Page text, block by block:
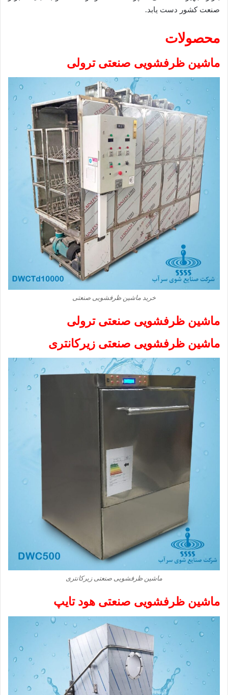
صنعت کشور دست یابد.
محصولات
ماشین ظرفشویی صنعتی ترولی
خرید ماشین ظرفشویی صنعتی
ماشین ظرفشویی صنعتی ترولی
ماشین ظرفشویی صنعتی زیرکانتری
ماشین ظرفشویی صنعتی زیرکانتری
ماشین ظرفشویی صنعتی هود تایپ